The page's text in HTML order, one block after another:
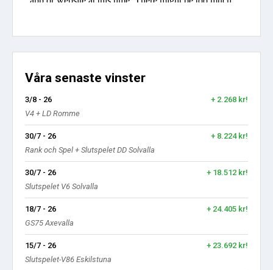
Våra senaste vinster
3/8 - 26
+ 2.268 kr!
V4 + LD Romme
30/7 - 26
+ 8.224 kr!
Rank och Spel + Slutspelet DD Solvalla
30/7 - 26
+ 18.512 kr!
Slutspelet V6 Solvalla
18/7 - 26
+ 24.405 kr!
GS75 Axevalla
15/7 - 26
+ 23.692 kr!
Slutspelet-V86 Eskilstuna